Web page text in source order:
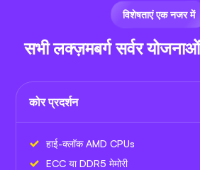
विशेषताएं एक नजर में
सभी लक्ज़मबर्ग सर्वर
कोर प्रदर्शन
हाई-क्लॉक AMD CPUs
ECC या DDR5 मेमोरी